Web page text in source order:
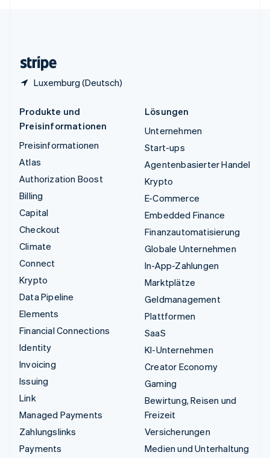
Luxemburg (Deutsch)
Produkte und
Preisinformationen
Preisinformationen
Atlas
Authorization Boost
Billing
Capital
Checkout
Climate
Connect
Krypto
Data Pipeline
Elements
Financial Connections
Identity
Invoicing
Issuing
Link
Managed Payments
Zahlungslinks
Payments
Lösungen
Unternehmen
Start-ups
Agentenbasierter Handel
Krypto
E-Commerce
Embedded Finance
Finanzautomatisierung
Globale Unternehmen
In-App-Zahlungen
Marktplätze
Geldmanagement
Plattformen
SaaS
KI-Unternehmen
Creator Economy
Gaming
Bewirtung, Reisen und
Freizeit
Versicherungen
Medien und Unterhaltung